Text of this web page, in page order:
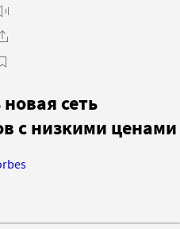
сеть
с низкими ценами